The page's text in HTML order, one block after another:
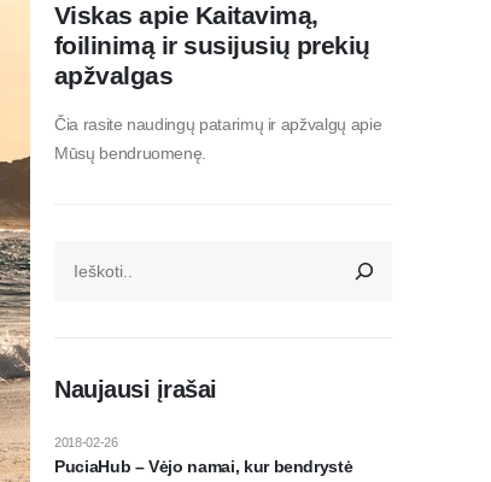
Viskas apie Kaitavimą,
foilinimą ir susijusių prekių
apžvalgas
Čia rasite naudingų patarimų ir apžvalgų apie
Mūsų bendruomenę.
Naujausi įrašai
PuciaHub – Vėjo namai, kur bendrystė
2018-02-26